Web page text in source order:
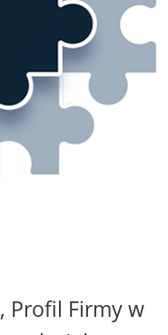
Profil Firmy w